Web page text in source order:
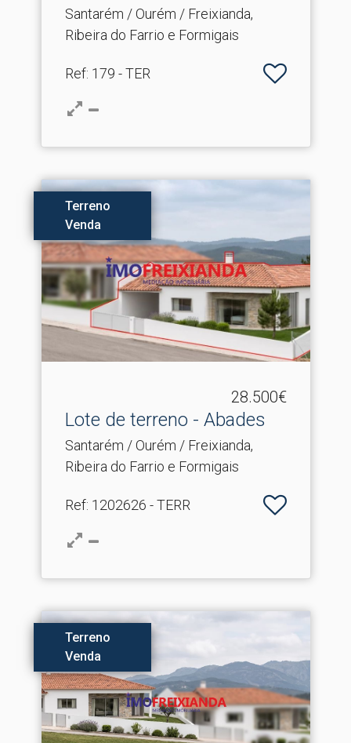
Santarém / Ourém / Freixianda,
Ribeira do Farrio e Formigais
Ref: 179 - TER
Terreno
Venda
28.500€
Lote de terreno - Abades
Santarém / Ourém / Freixianda,
Ribeira do Farrio e Formigais
Ref: 1202626 - TERR
Terreno
Venda